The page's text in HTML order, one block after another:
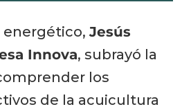
energético, Jesús
Innova, subrayó la
los
de la acuicultura